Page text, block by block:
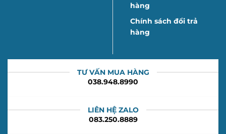
hàng
Chính sách đổi trả
hàng
TƯ VẤN MUA HÀNG
038.948.8990
LIÊN HỆ ZALO
083.250.8889